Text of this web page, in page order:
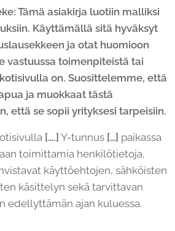
Tämä asiakirja luotiin malliksi
Käyttämällä sitä hyväksyt
ja otat huomioon
vastuussa toimenpiteistä tai
on. Suosittelemme, että
ja muokkaat tästä
että se sopii yrityksesi tarpeisiin.
[….] Y-tunnus […] paikassa
toimittamia henkilötietoja,
käyttöehtojen, sähköisten
käsittelyn sekä tarvittavan
edellyttämän ajan kuluessa.